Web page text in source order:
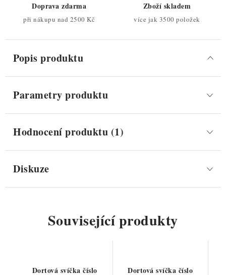
Doprava zdarma
při nákupu nad 2500 Kč
Zboží skladem
více jak 3500 položek
Popis produktu
Parametry produktu
Hodnocení produktu (1)
Diskuze
Související produkty
Dortová svíčka číslo Dortová svíčka číslo